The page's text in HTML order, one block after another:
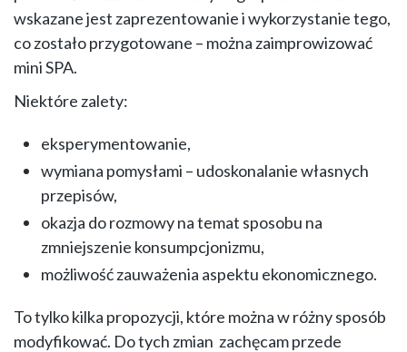
wskazane jest zaprezentowanie i wykorzystanie tego,
co zostało przygotowane – można zaimprowizować
mini SPA.
Niektóre zalety:
eksperymentowanie,
wymiana pomysłami – udoskonalanie własnych
przepisów,
okazja do rozmowy na temat sposobu na
zmniejszenie konsumpcjonizmu,
możliwość zauważenia aspektu ekonomicznego.
To tylko kilka propozycji, które można w różny sposób
modyfikować. Do tych zmian zachęcam przede